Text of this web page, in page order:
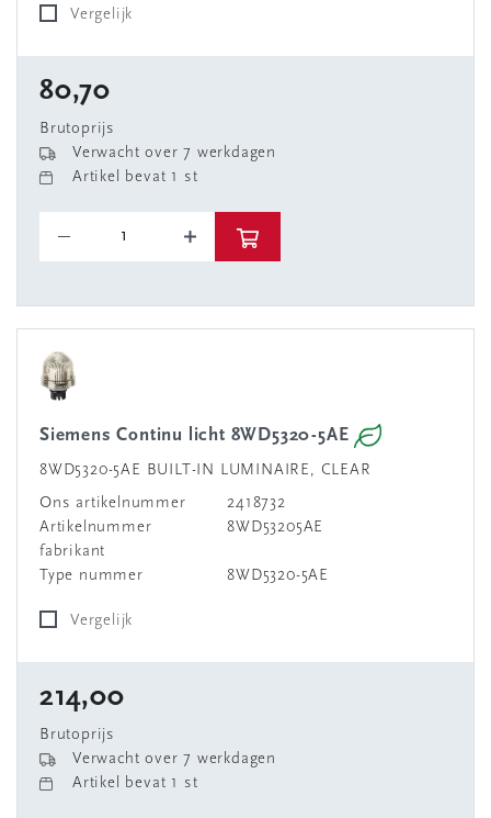
Vergelijk
80,70
Brutoprijs
Verwacht over 7 werkdagen
Artikel bevat 1 st
Siemens Continu licht 8WD5320-5AE
8WD5320-5AE BUILT-IN LUMINAIRE, CLEAR
Ons artikelnummer
2418732
Artikelnummer
fabrikant
8WD53205AE
Type nummer 8WD5320-5AE
Vergelijk
214,00
Brutoprijs
Verwacht over 7 werkdagen
Artikel bevat 1 st